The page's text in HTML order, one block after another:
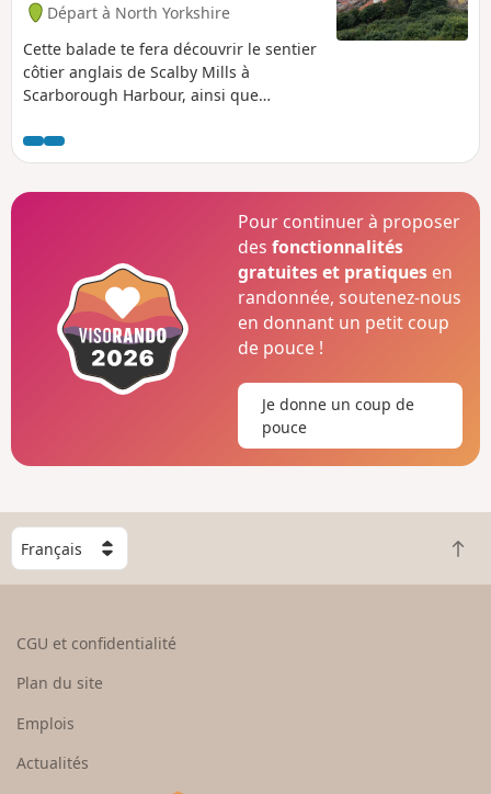
Départ à North Yorkshire
Cette balade te fera découvrir le sentier
côtier anglais de Scalby Mills à
Scarborough Harbour, ainsi que
Si tu veux visiter certaines de ces
attractions, prévois une journée entière.
Pour continuer à proposer
desfonctionnalités
gratuites et pratiques en
randonnée, soutenez-nous
en donnant un petit coup
de pouce !
Je donne un coup de
pouce
C
h
o
e
u
R
e
CGU et confidentialité
Plan du site
Emplois
Actualités